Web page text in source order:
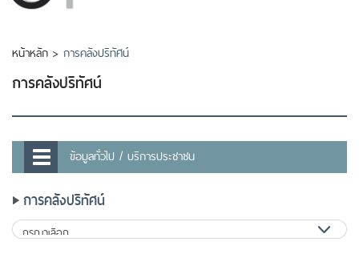
หน้าหลัก > การคลังปริทัศน์
การคลังปริทัศน์
ข้อมูลทั่วไป / บริการประชาชน
การคลังปริทัศน์